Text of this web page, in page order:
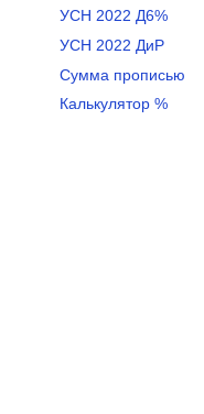
УСН 2022 Д6%
УСН 2022 ДиР
Сумма прописью
Калькулятор %